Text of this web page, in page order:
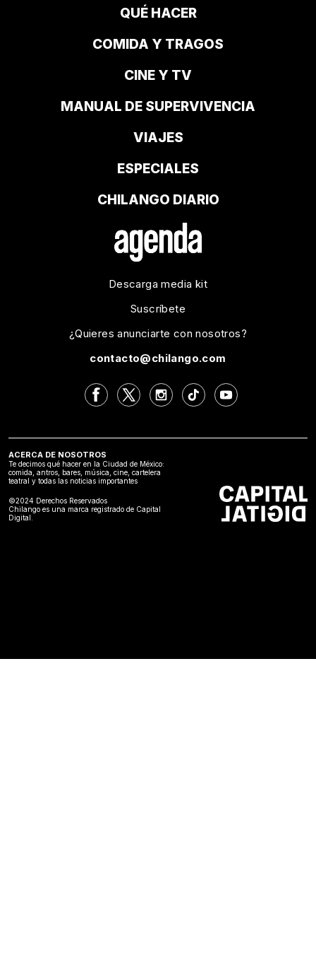
QUÉ HACER
COMIDA Y TRAGOS
CINE Y TV
MANUAL DE SUPERVIVENCIA
VIAJES
ESPECIALES
CHILANGO DIARIO
Descarga media kit
Suscríbete
¿Quieres anunciarte con nosotros?
contacto@chilango.com
ACERCA DE NOSOTROS
Te decimos qué hacer en la Ciudad de México:
comida, antros, bares, música, cine, cartelera
teatral y todas las noticias importantes
©2024 Derechos Reservados
Chilango es una marca registrado de Capital
Digital.